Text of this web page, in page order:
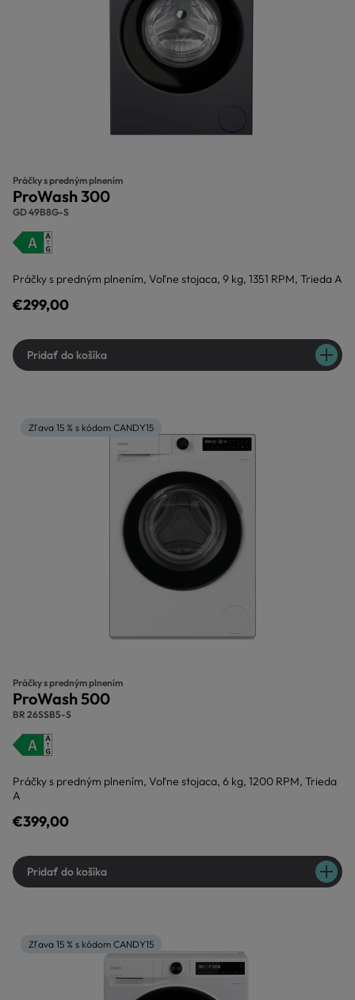
Práčky s predným plnením
ProWash 300
GD 49B8G-S
Práčky s predným plnením, Voľne stojaca, 9 kg, 1351 RPM, Trieda A
€299,00
Pridať do košíka
Zľava 15 % s kódom CANDY15
Práčky s predným plnením
ProWash 500
BR 26SSB5-S
Práčky s predným plnením, Voľne stojaca, 6 kg, 1200 RPM, Trieda
A
€399,00
Pridať do košíka
Zľava 15 % s kódom CANDY15